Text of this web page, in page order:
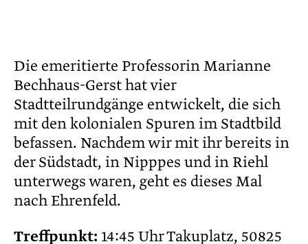
Die emeritierte Professorin Marianne
Bechhaus-Gerst hat vier
Stadtteilrundgänge entwickelt, die sich
mit den kolonialen Spuren im Stadtbild
befassen. Nachdem wir mit ihr bereits in
der Südstadt, in Nipppes und in Riehl
unterwegs waren, geht es dieses Mal
nach Ehrenfeld.
Treffpunkt: 14:45 Uhr Takuplatz, 50825